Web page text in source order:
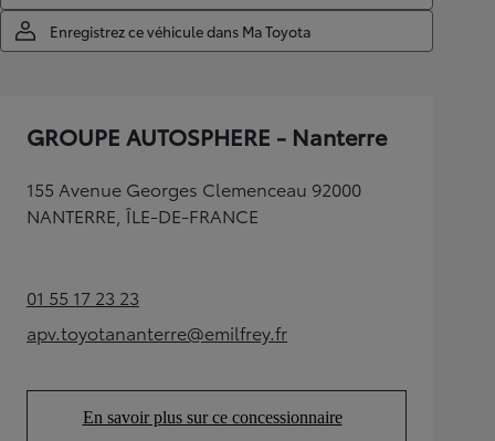
Enregistrez ce véhicule dans Ma Toyota
GROUPE AUTOSPHERE - Nanterre
155 Avenue Georges Clemenceau 92000
NANTERRE, ÎLE-DE-FRANCE
01 55 17 23 23(Opens in new tab)
apv.toyotananterre@emilfrey.fr
(Opens in new tab)
En savoir plus sur ce concessionnaire
(Opens in new tab)